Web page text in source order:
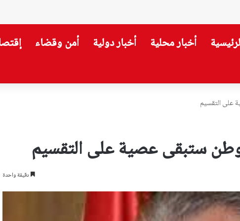
أخبار محلية أخبار دولية أمن وقضاء
على التقسيم
ستبقى عصية على التقسيم
دقيقة واحدة